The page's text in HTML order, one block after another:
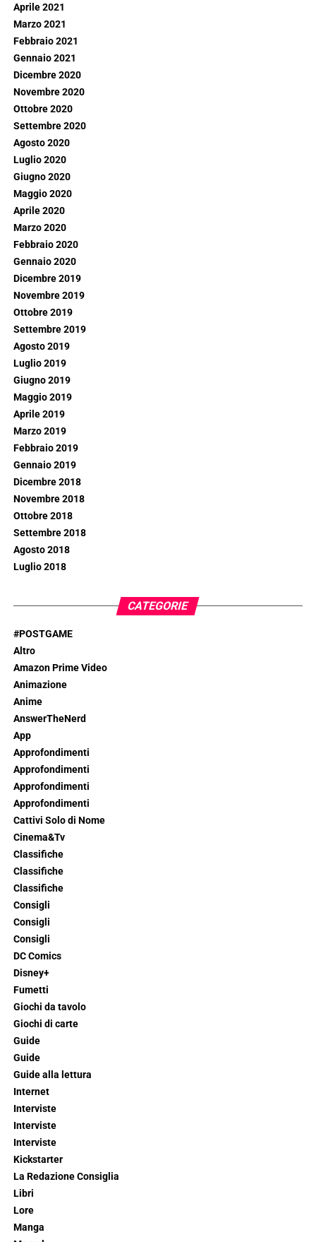
Aprile 2021
Marzo 2021
Febbraio 2021
Gennaio 2021
Dicembre 2020
Novembre 2020
Ottobre 2020
Settembre 2020
Agosto 2020
Luglio 2020
Giugno 2020
Maggio 2020
Aprile 2020
Marzo 2020
Febbraio 2020
Gennaio 2020
Dicembre 2019
Novembre 2019
Ottobre 2019
Settembre 2019
Agosto 2019
Luglio 2019
Giugno 2019
Maggio 2019
Aprile 2019
Marzo 2019
Febbraio 2019
Gennaio 2019
Dicembre 2018
Novembre 2018
Ottobre 2018
Settembre 2018
Agosto 2018
Luglio 2018
CATEGORIE
#POSTGAME
Altro
Amazon Prime Video
Animazione
Anime
AnswerTheNerd
App
Approfondimenti
Approfondimenti
Approfondimenti
Approfondimenti
Cattivi Solo di Nome
Cinema&Tv
Classifiche
Classifiche
Classifiche
Consigli
Consigli
Consigli
DC Comics
Disney+
Fumetti
Giochi da tavolo
Giochi di carte
Guide
Guide
Guide alla lettura
Internet
Interviste
Interviste
Interviste
Kickstarter
La Redazione Consiglia
Libri
Lore
Manga